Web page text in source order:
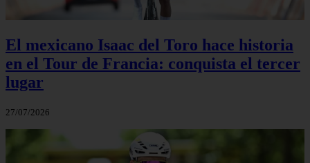
El mexicano Isaac del Toro hace historia
en el Tour de Francia: conquista el tercer
lugar
27/07/2026